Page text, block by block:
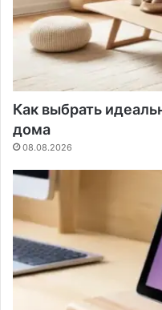
Как выбрать
дома
08.08.2026